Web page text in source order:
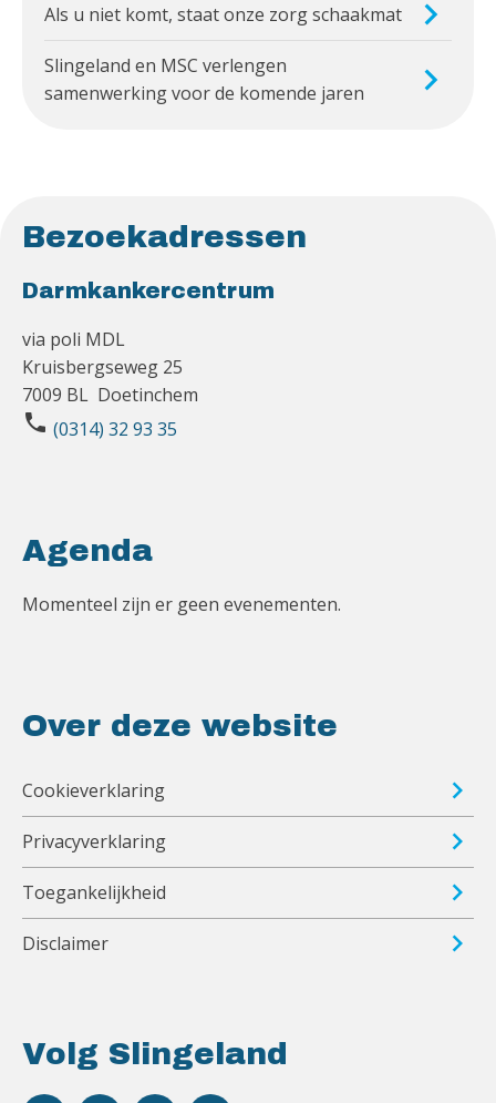
Als u niet komt, staat onze zorg schaakmat
Slingeland en MSC verlengen
samenwerking voor de komende jaren
Bezoekadressen
Darmkankercentrum
via poli MDL
Kruisbergseweg 25
7009 BL Doetinchem
phone (0314) 32 93 35
Volg Slingeland
Agenda
Momenteel zijn er geen evenementen.
Over deze website
Cookieverklaring
Privacyverklaring
Toegankelijkheid
Disclaimer